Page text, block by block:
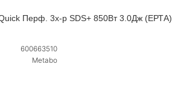
Перф. 3х-р SDS+ 850Вт 3.0Дж (ЕРТА)
600663510
Metabo